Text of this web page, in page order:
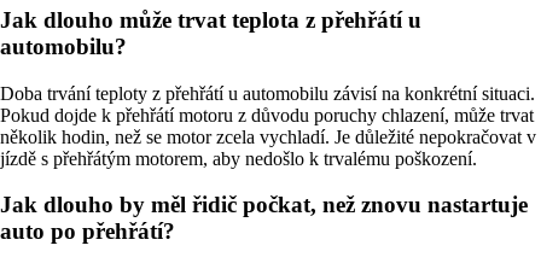
Jak dlouho může trvat teplota z přehřátí u
automobilu?
Doba trvání teploty z přehřátí u automobilu závisí na konkrétní situaci.
Pokud dojde k přehřátí motoru z důvodu poruchy chlazení, může trvat
několik hodin, než se motor zcela vychladí. Je důležité nepokračovat v
jízdě s přehřátým motorem, aby nedošlo k trvalému poškození.
Jak dlouho by měl řidič počkat, než znovu nastartuje
auto po přehřátí?